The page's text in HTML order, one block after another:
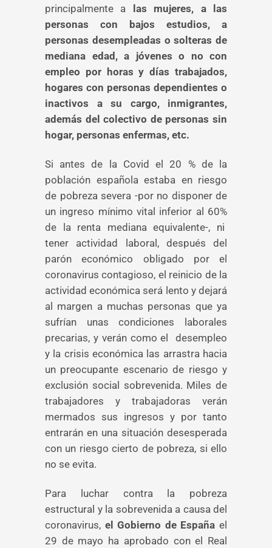
principalmente a
las mujeres, a las
personas con bajos estudios, a
personas desempleadas o solteras de
mediana edad, a jóvenes o no con
empleo por horas y días trabajados,
hogares con personas dependientes o
inactivos a su cargo, inmigrantes,
además del colectivo de personas sin
hogar, personas enfermas, etc.
Si antes de la Covid el 20 % de la
población española estaba en riesgo
de pobreza severa -por no disponer de
un ingreso mínimo vital inferior al 60%
de la renta mediana equivalente-, ni
tener actividad laboral, después del
parón económico obligado por el
coronavirus contagioso, el reinicio de la
actividad económica será lento y dejará
al margen a muchas personas que ya
sufrían unas condiciones laborales
precarias, y verán como el desempleo
y la crisis económica las arrastra hacia
un preocupante escenario de riesgo y
exclusión social sobrevenida. Miles de
trabajadores y trabajadoras verán
mermados sus ingresos y por tanto
entrarán en una situación desesperada
con un riesgo cierto de pobreza, si ello
no se evita.
Para luchar contra la pobreza
estructural y la sobrevenida a causa del
coronavirus, el Gobierno de Españael
29 de mayo ha aprobado con el Real